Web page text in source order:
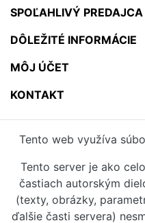
SPOĽAHLIVÝ PREDAJCA
DÔLEŽITÉ INFORMÁCIE
MÔJ ÚČET
KONTAKT
Tento web využíva
Tento server je ako
častiach autorským
(texty, obrázky,
ďalšie časti servera)